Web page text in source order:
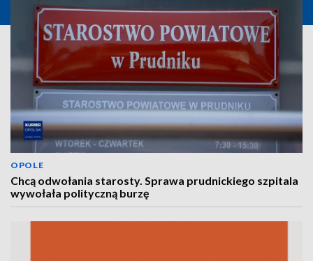
OPOLE
Chcą odwołania starosty. Sprawa prudnickiego szpitala
wywołała polityczną burzę